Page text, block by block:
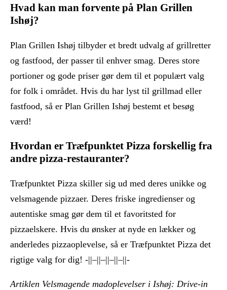
Hvad kan man forvente på Plan Grillen
Ishøj?
Plan Grillen Ishøj tilbyder et bredt udvalg af grillretter
og fastfood, der passer til enhver smag. Deres store
portioner og gode priser gør dem til et populært valg
for folk i området. Hvis du har lyst til grillmad eller
fastfood, så er Plan Grillen Ishøj bestemt et besøg
værd!
Hvordan er Træfpunktet Pizza forskellig fra
andre pizza-restauranter?
Træfpunktet Pizza skiller sig ud med deres unikke og
velsmagende pizzaer. Deres friske ingredienser og
autentiske smag gør dem til et favoritsted for
pizzaelskere. Hvis du ønsker at nyde en lækker og
anderledes pizzaoplevelse, så er Træfpunktet Pizza det
rigtige valg for dig! -||–||–||–||–||-
Artiklen Velsmagende madoplevelser i Ishøj: Drive-in